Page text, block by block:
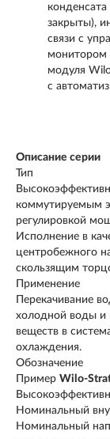
конденсата
закрыты),
связи с
монитором
модуля
с
Описание серии
Тип
коммутируемым
регулировкой
Исполнение в
центробежного
скользящим
Применение
Перекачивание
холодной воды и
веществ в
охлаждения.
Обозначение
Пример Wilo-
Номинальный
Номинальный